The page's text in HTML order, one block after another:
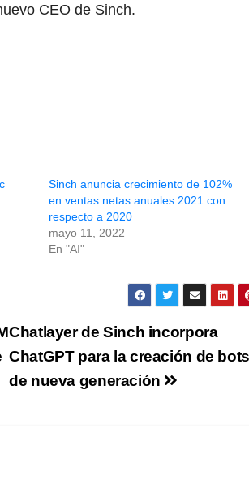
CEO de Sinch.
Sinch anuncia crecimiento de 102%
en ventas netas anuales 2021 con
respecto a 2020
mayo 11, 2022
En "AI"
Chatlayer de Sinch incorpora
ChatGPT para la creación de bots
de nueva generación